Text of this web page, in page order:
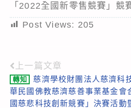
「2022全國新零售競賽」競
Post Views: 205
Read
more
articles
上一篇文章
轉知
慈濟學校財團法人慈濟科
華民國佛教慈濟慈善事業基金會
國慈悲科技創新競賽」決賽活動